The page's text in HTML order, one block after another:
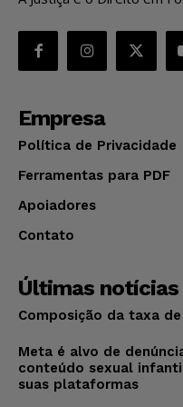
Empresa
Política de Privacidade
Ferramentas para PDF
Apoiadores
Contato
Últimas notícias
Composição da taxa
Meta é alvo de
conteúdo sexual
suas plataformas